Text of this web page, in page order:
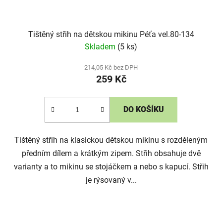
Tištěný střih na dětskou mikinu Péťa vel.80-134
Skladem (5 ks)
214,05 Kč bez DPH
259 Kč
DO KOŠÍKU
Tištěný střih na klasickou dětskou mikinu s rozděleným
předním dílem a krátkým zipem. Střih obsahuje dvě
varianty a to mikinu se stojáčkem a nebo s kapucí. Střih
je rýsovaný v...